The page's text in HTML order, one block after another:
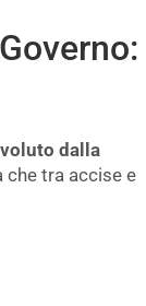
dalla
che tra accise e